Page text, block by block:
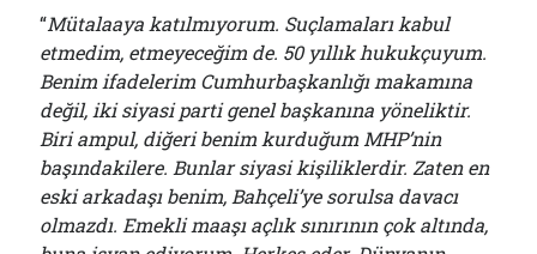
“Mütalaaya katılmıyorum. Suçlamaları kabul
etmedim, etmeyeceğim de. 50 yıllık hukukçuyum.
Benim ifadelerim Cumhurbaşkanlığı makamına
değil, iki siyasi parti genel başkanına yöneliktir.
Biri ampul, diğeri benim kurduğum MHP’nin
başındakilere. Bunlar siyasi kişiliklerdir. Zaten en
eski arkadaşı benim, Bahçeli’ye sorulsa davacı
olmazdı. Emekli maaşı açlık sınırının çok altında,